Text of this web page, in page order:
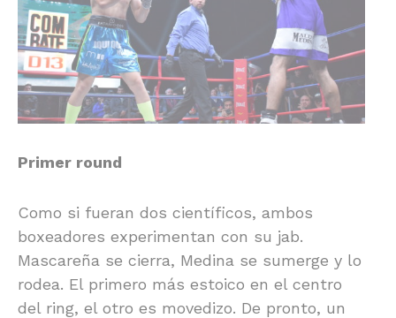
Primer round
Como si fueran dos científicos, ambos
boxeadores experimentan con su jab.
Mascareña se cierra, Medina se sumerge y lo
rodea. El primero más estoico en el centro
del ring, el otro es movedizo. De pronto, un